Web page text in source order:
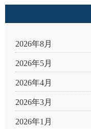
2026年8月
2026年5月
2026年4月
2026年3月
2026年1月